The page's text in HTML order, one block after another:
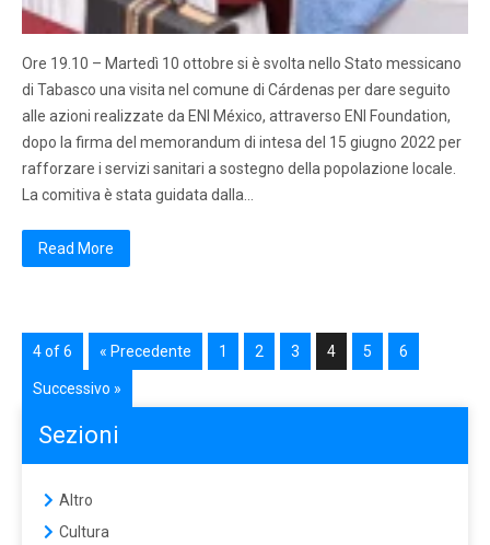
Ore 19.10 – Martedì 10 ottobre si è svolta nello Stato messicano
di Tabasco una visita nel comune di Cárdenas per dare seguito
alle azioni realizzate da ENI México, attraverso ENI Foundation,
dopo la firma del memorandum di intesa del 15 giugno 2022 per
rafforzare i servizi sanitari a sostegno della popolazione locale.
La comitiva è stata guidata dalla…
Read More
4 of 6 « Precedente 1 2 3 4 5 6
Successivo »
Sezioni
Altro
Cultura